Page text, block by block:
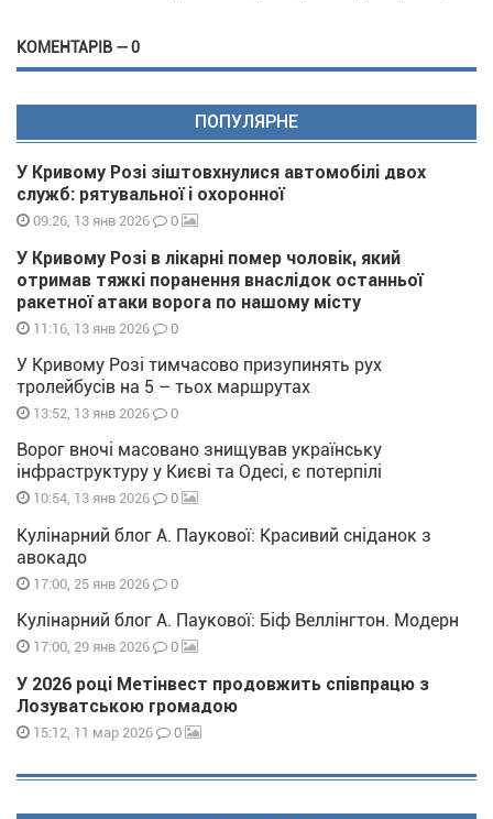
КОМЕНТАРІВ — 0
ПОПУЛЯРНЕ
У Кривому Розі зіштовхнулися автомобілі двох
служб: рятувальної і охоронної
09:26, 13 янв 2026 0
У Кривому Розі в лікарні помер чоловік, який
отримав тяжкі поранення внаслідок останньої
ракетної атаки ворога по нашому місту
11:16, 13 янв 2026 0
У Кривому Розі тимчасово призупинять рух
тролейбусів на 5 – тьох маршрутах
13:52, 13 янв 2026 0
Ворог вночі масовано знищував українську
інфраструктуру у Києві та Одесі, є потерпілі
10:54, 13 янв 2026 0
Кулінарний блог А. Паукової: Красивий сніданок з
авокадо
17:00, 25 янв 2026 0
Кулінарний блог А. Паукової: Біф Веллінгтон. Модерн
17:00, 29 янв 2026 0
У 2026 році Метінвест продовжить співпрацю з
Лозуватською громадою
15:12, 11 мар 2026 0